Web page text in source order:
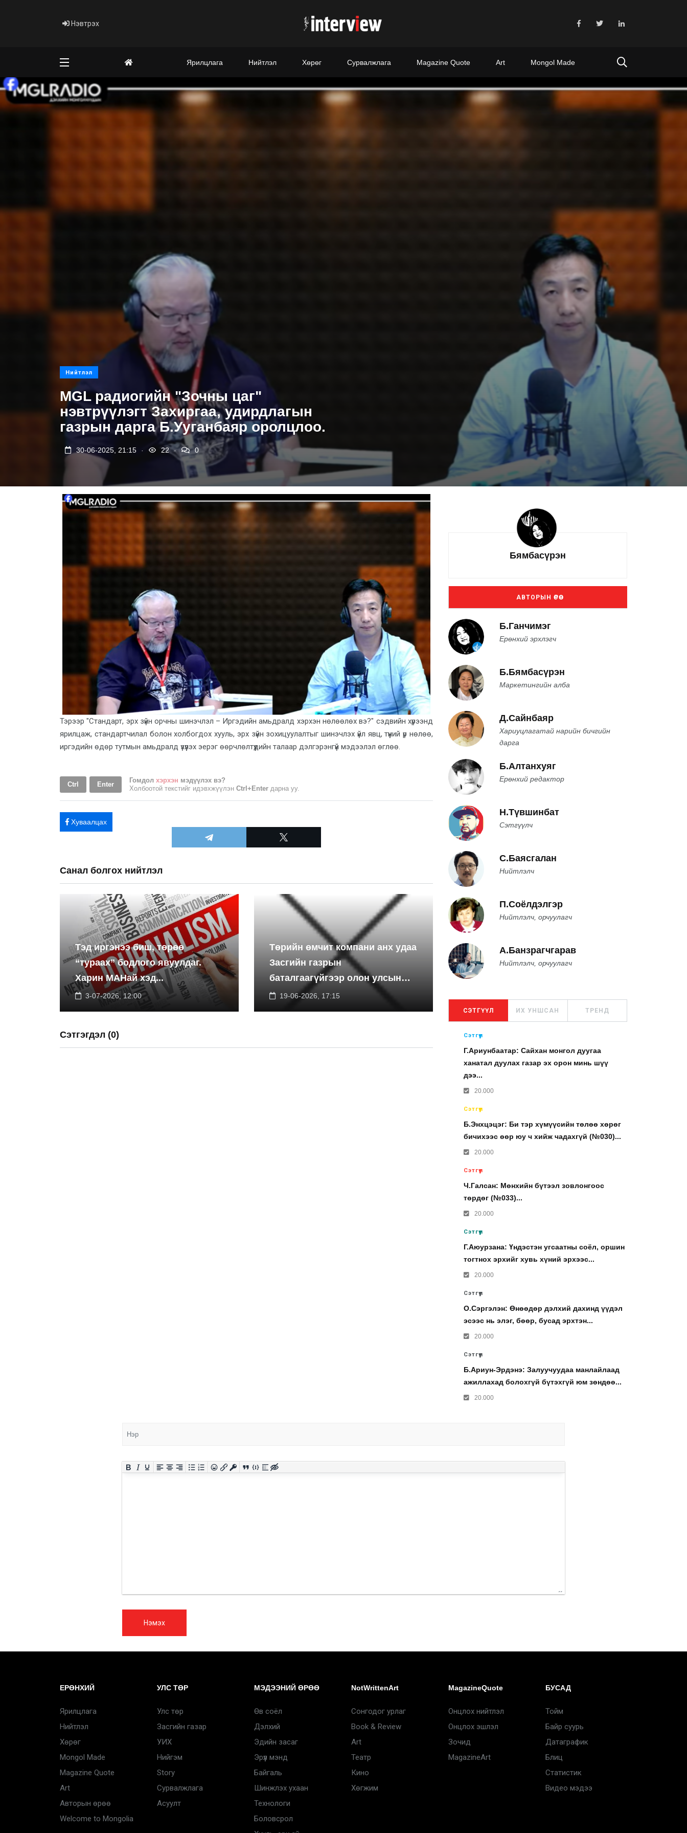
Нэвтрэх
Ярилцлага Нийтлэл Хөрөг Сурвалжлага Magazine Quote Art Mongol Made
Нийтлэл
MGL радиогийн "Зочны цаг"
нэвтрүүлэгт Захиргаа, удирдлагын
газрын дарга Б.Ууганбаяр оролцлоо.
30-06-2025, 21:15 22 . 0
Тэрээр "Стандарт, эрх зүйн орчны шинэчлэл – Иргэдийн амьдралд хэрхэн нөлөөлөх вэ?" сэдвийн хүрээнд
ярилцаж, стандартчилал болон холбогдох хууль, эрх зүйн зохицуулалтыг шинэчлэх үйл явц, түүний үр нөлөө,
иргэдийн өдөр тутмын амьдралд үзүүлэх эерэг өөрчлөлтүүдийн талаар дэлгэрэнгүй мэдээлэл өглөө.
Ctrl Enter
Гомдол хэрхэн мэдүүлэх вэ?
Холбоотой текстийг идэвхжүүлэн Ctrl+Enter дарна уу.
Хуваалцах
Санал болгох нийтлэл
Тэд иргэнээ биш, төрөө
“тураах” бодлого явуулдаг.
Харин МАНай хэд...
3-07-2026, 12:00
Төрийн өмчит компани анх удаа
Засгийн газрын
баталгаагүйгээр олон улсын
экспортын зээлийн санхүүжилт
19-06-2026, 17:15
Сэтгэгдэл (0)
Бямбасүрэн
АВТОРЫН ӨРӨӨ
Б.Ганчимэг
Ерөнхий эрхлэгч
Б.Бямбасүрэн
Маркетингийн алба
Д.Сайнбаяр
Хариуцлагатай нарийн бичгийн
дарга
Б.Алтанхуяг
Ерөнхий редактор
Н.Түвшинбат
Сэтгүүлч
С.Баясгалан
Нийтлэлч
П.Соёлдэлгэр
Нийтлэлч, орчуулагч
А.Банзрагчгарав
Нийтлэлч, орчуулагч
СЭТГҮҮЛ ИХ УНШСАН ТРЕНД
Сэтгүүл
Г.Ариунбаатар: Сайхан монгол дуугаа
ханатал дуулах газар эх орон минь шүү
дээ...
20.000
Сэтгүүл
Б.Энхцэцэг: Би тэр хүмүүсийн төлөө хөрөг
бичихээс өөр юу ч хийж чадахгүй (№030)...
20.000
Сэтгүүл
Ч.Галсан: Мөнхийн бүтээл зовлонгоос
төрдөг (№033)...
20.000
Сэтгүүл
Г.Аюурзана: Үндэстэн угсаатны соёл, оршин
тогтнох эрхийг хувь хүний эрхээс...
20.000
Сэтгүүл
О.Сэргэлэн: Өнөөдөр дэлхий дахинд үүдэл
эсээс нь элэг, бөөр, бусад эрхтэн...
20.000
Сэтгүүл
Б.Ариун-Эрдэнэ: Залуучуудаа манлайлаад
ажиллахад болохгүй бүтэхгүй юм зөндөө...
20.000
Нэмэх
ЕРӨНХИЙ
Ярилцлага
Нийтлэл
Хөрөг
Mongol Made
Magazine Quote
Art
Авторын өрөө
Welcome to Mongolia
УЛС ТӨР
Улс төр
Засгийн газар
УИХ
Нийгэм
Story
Сурвалжлага
Асуулт
МЭДЭЭНИЙ ӨРӨӨ
Өв соёл
Дэлхий
Эдийн засаг
Эрүүл мэнд
Байгаль
Шинжлэх ухаан
Технологи
Боловсрол
NotWrittenArt
Сонгодог урлаг
Book & Review
Art
Театр
Кино
Хөгжим
MagazineQuote
Онцлох нийтлэл
Онцлох эшлэл
Зочид
MagazineArt
БУСАД
Тойм
Байр суурь
Датаграфик
Блиц
Статистик
Видео мэдээ